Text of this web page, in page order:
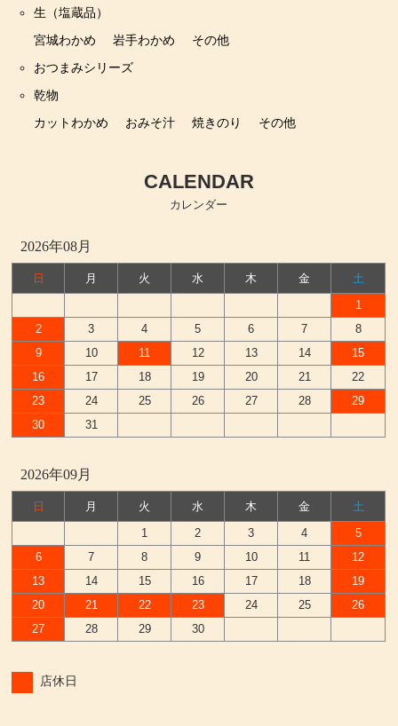
生（塩蔵品）
宮城わかめ
岩手わかめ
その他
おつまみシリーズ
乾物
カットわかめ
おみそ汁 焼きのり その他
CALENDAR
カレンダー
2026年08月
日 月 火 水 木 金
土
1
2
3 4 5 6 7
8
9
10 11 12 13 14
15
16
17 18 19 20 21
22
23
24 25 26 27 28
29
30
31
2026年09月
日 月 火 水 木 金
土
1
2 3 4
5
6
7 8 9 10 11
12
13
14 15 16 17 18
19
20
21 22 23 24 25
26
27
28 29 30
店休日